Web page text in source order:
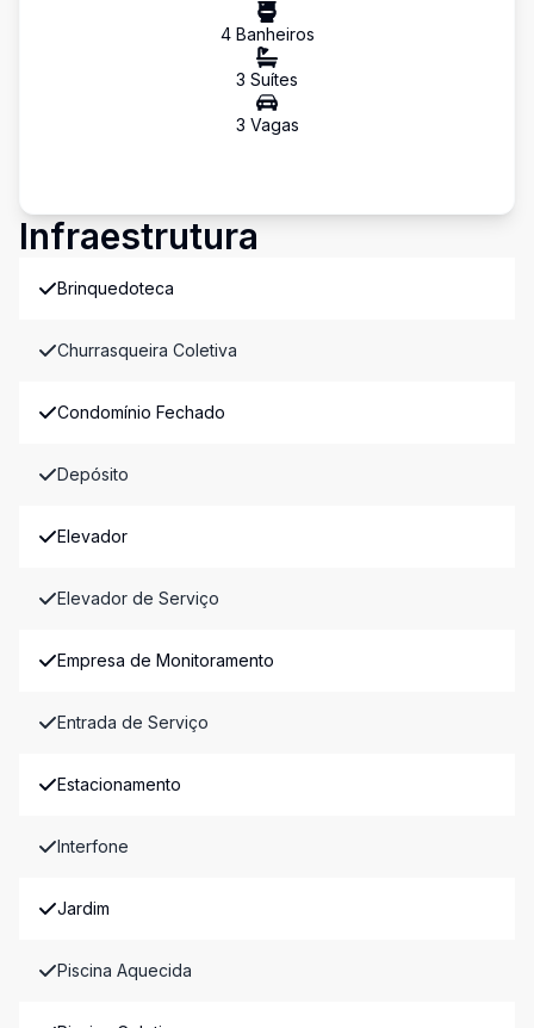
4Banheiros
3 Suítes
3 Vagas
Infraestrutura
Brinquedoteca
Churrasqueira Coletiva
Condomínio Fechado
Depósito
Elevador
Elevador de Serviço
Empresa de Monitoramento
Entrada de Serviço
Estacionamento
Interfone
Jardim
Piscina Aquecida